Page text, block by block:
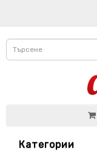
Категории